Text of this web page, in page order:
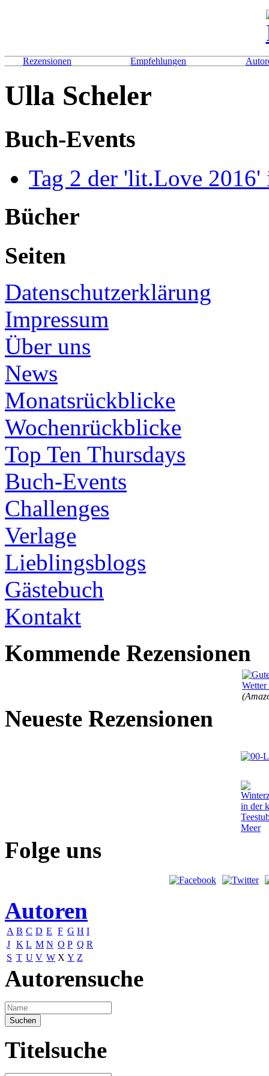
Rezensionen Empfehlungen
Ulla Scheler
Buch-Events
Tag 2 der 'lit.Love
Bücher
Seiten
Datenschutzerklärung
Impressum
Über uns
News
Monatsrückblicke
Wochenrückblicke
Top Ten Thursdays
Buch-Events
Challenges
Verlage
Lieblingsblogs
Gästebuch
Kontakt
Kommende Rezensionen
Neueste Rezensionen
Folge uns
Autoren
A B C D E F G H I
J K L M N O P Q R
S T U V W X Y Z
Autorensuche
Titelsuche